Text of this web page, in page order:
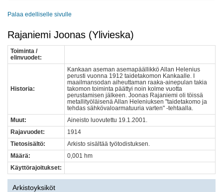
Palaa edelliselle sivulle
Rajaniemi Joonas (Ylivieska)
Toiminta /
elinvuodet:
Historia:
Kankaan aseman asemapäällikkö Allan Helenius
perusti vuonna 1912 taidetakomon Kankaalle. I
maailmansodan aiheuttaman raaka-ainepulan takia
takomon toiminta päättyi noin kolme vuotta
perustamisen jälkeen. Joonas Rajaniemi oli töissä
metallityöläisenä Allan Heleniuksen "taidetakomo ja
tehdas sähkövaloarmatuuria varten" -tehtaalla.
Muut:
Aineisto luovutettu 19.1.2001.
Rajavuodet:
1914
Tietosisältö:
Arkisto sisältää työtodistuksen.
Määrä:
0,001 hm
Käyttörajoitukset:
Arkistoyksiköt